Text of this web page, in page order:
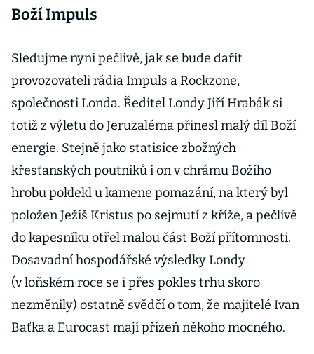
Boží Impuls
Sledujme nyní pečlivě, jak se bude dařit
provozovateli rádia Impuls a Rockzone,
společnosti Londa. Ředitel Londy Jiří Hrabák si
totiž z výletu do Jeruzaléma přinesl malý díl Boží
energie. Stejně jako statisíce zbožných
křesťanských poutníků i on v chrámu Božího
hrobu poklekl u kamene pomazání, na který byl
položen Ježíš Kristus po sejmutí z kříže, a pečlivě
do kapesníku otřel malou část Boží přítomnosti.
Dosavadní hospodářské výsledky Londy
(v loňském roce se i přes pokles trhu skoro
nezměnily) ostatně svědčí o tom, že majitelé Ivan
Baťka a Eurocast mají přízeň někoho mocného.